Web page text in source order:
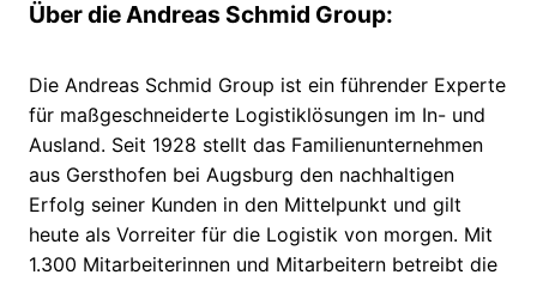
Über die Andreas Schmid Group:
Die Andreas Schmid Group ist ein führender Experte
für maßgeschneiderte Logistiklösungen im In- und
Ausland. Seit 1928 stellt das Familienunternehmen
aus Gersthofen bei Augsburg den nachhaltigen
Erfolg seiner Kunden in den Mittelpunkt und gilt
heute als Vorreiter für die Logistik von morgen. Mit
1.300 Mitarbeiterinnen und Mitarbeitern betreibt die